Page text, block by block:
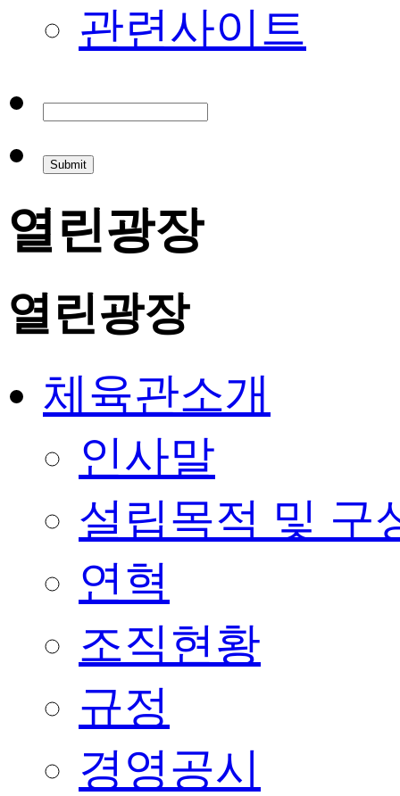
관련사이트
열린광장
열린광장
체육관소개
인사말
설립목적 및 구
연혁
조직현황
규정
경영공시